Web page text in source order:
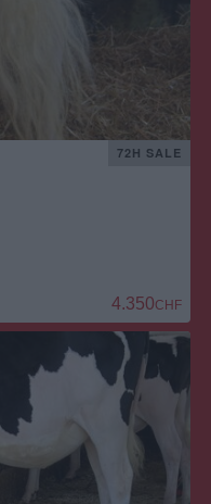
72H SALE
4.350,00